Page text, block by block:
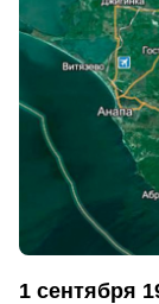
1 сентября